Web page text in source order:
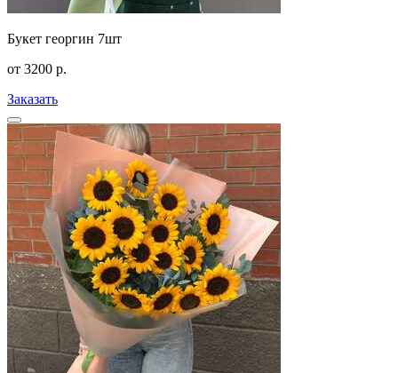
Букет георгин 7шт
от 3200 р.
Заказать